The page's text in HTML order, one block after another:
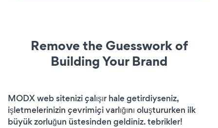
Remove the Guesswork of
Building Your Brand
MODX web sitenizi çalışır hale getirdiyseniz,
işletmelerinizin çevrimiçi varlığını oluştururken ilk
büyük zorluğun üstesinden geldiniz. tebrikler!